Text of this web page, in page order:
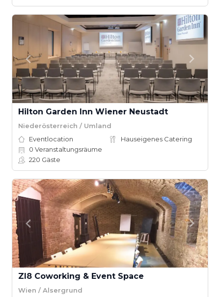
Hilton Garden Inn Wiener Neustadt
Niederösterreich / Umland
Eventlocation
Hauseigenes Catering
0 Veranstaltungsräume
220 Gäste
ZI8 Coworking & Event Space
Wien / Alsergrund